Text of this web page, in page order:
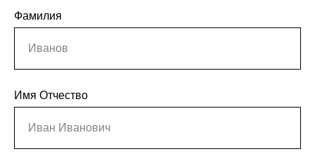
Фамилия
Иванов
Имя Отчество
Иван Иванович